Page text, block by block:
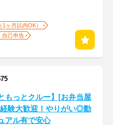
1ヶ月以内OK）
自己申告
もっとクルー】[お弁当屋
験大歓迎！やりがい◎動
アル有で安心